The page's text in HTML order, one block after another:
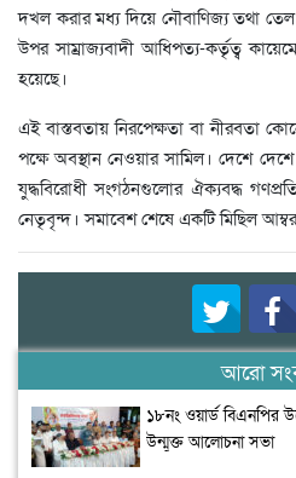
দখল করার মধ্য দিয়ে নৌবাণিজ্য তথা
উপর সাম্রাজ্যবাদী আধিপত্য-কর্তৃত্ব
হয়েছে।
এই বাস্তবতায় নিরপেক্ষতা বা নীরবতা
পক্ষে অবস্থান নেওয়ার সামিল। দেশে
যুদ্ধবিরোধী সংগঠনগুলোর ঐক্যবদ্ধ
নেতৃবৃন্দ। সমাবেশ শেষে একটি মিছিল
আরো
১৮নং ওয়ার্ড বিএনপির
উন্মুক্ত আলোচনা সভা